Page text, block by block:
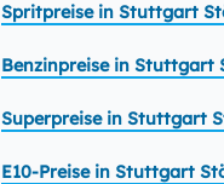
Spritpreise in Stuttgart
Benzinpreise in Stuttgart
Superpreise in Stuttgart
E10-Preise in Stuttgart